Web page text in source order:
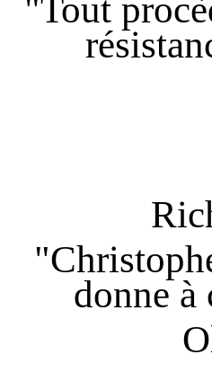
"Tout
donne à